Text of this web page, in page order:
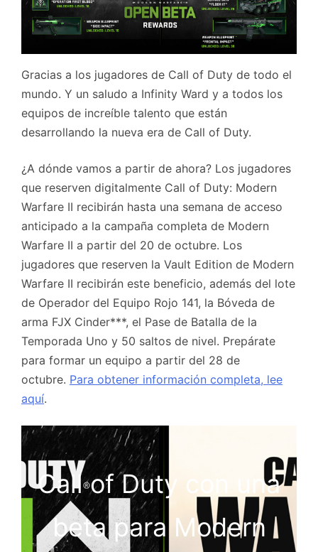
Gracias a los jugadores de Call of Duty de todo el
mundo. Y un saludo a Infinity Ward y a todos los
equipos de increíble talento que están
desarrollando la nueva era de Call of Duty.
¿A dónde vamos a partir de ahora? Los jugadores
que reserven digitalmente Call of Duty: Modern
Warfare II recibirán hasta una semana de acceso
anticipado a la campaña completa de Modern
Warfare II a partir del 20 de octubre. Los
jugadores que reserven la Vault Edition de Modern
Warfare II recibirán este beneficio, además del lote
de Operador del Equipo Rojo 141, la Bóveda de
arma FJX Cinder***, el Pase de Batalla de la
Temporada Uno y 50 saltos de nivel. Prepárate
para formar un equipo a partir del 28 de
octubre. Para obtener información completa, lee
aquí.
Call of Duty con una
beta para Modern